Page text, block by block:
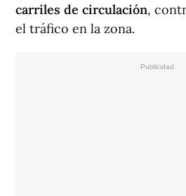
carriles de circulación,
el tráfico en la zona.